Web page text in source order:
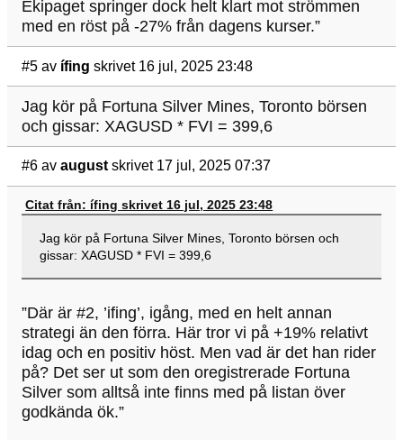
Ekipaget springer dock helt klart mot strömmen
med en röst på -27% från dagens kurser.”
#5 av ífing skrivet 16 jul, 2025 23:48
Jag kör på Fortuna Silver Mines, Toronto börsen
och gissar: XAGUSD * FVI = 399,6
#6 av august skrivet 17 jul, 2025 07:37
Citat från: ífing skrivet 16 jul, 2025 23:48
Jag kör på Fortuna Silver Mines, Toronto börsen och
gissar: XAGUSD * FVI = 399,6
”Där är #2, ’ifing’, igång, med en helt annan
strategi än den förra. Här tror vi på +19% relativt
idag och en positiv höst. Men vad är det han rider
på? Det ser ut som den oregistrerade Fortuna
Silver som alltså inte finns med på listan över
godkända ök.”